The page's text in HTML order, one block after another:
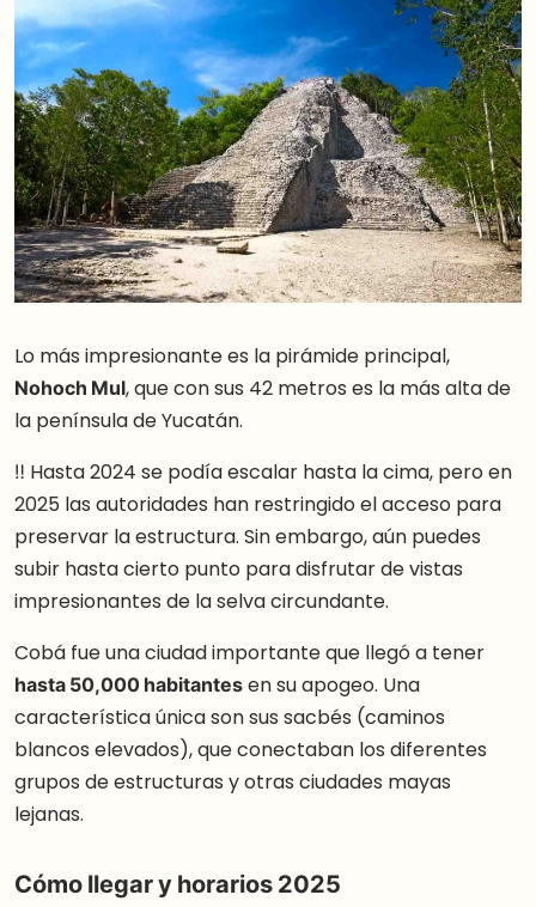
Lo más impresionante es la pirámide principal,
Nohoch Mul, que con sus 42 metros es la más alta de
la península de Yucatán.
‼️ Hasta 2024 se podía escalar hasta la cima, pero en
2025 las autoridades han restringido el acceso para
preservar la estructura. Sin embargo, aún puedes
subir hasta cierto punto para disfrutar de vistas
impresionantes de la selva circundante.
Cobá fue una ciudad importante que llegó a tener
hasta 50,000 habitantesen su apogeo. Una
característica única son sus sacbés (caminos
blancos elevados), que conectaban los diferentes
grupos de estructuras y otras ciudades mayas
lejanas.
Cómo llegar y horarios 2025